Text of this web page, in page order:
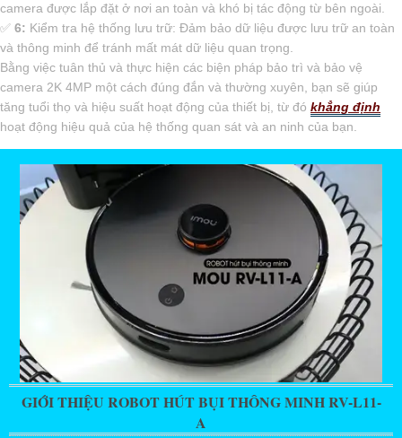
camera được lắp đặt ở nơi an toàn và khó bị tác động từ bên ngoài.
️✅ 6: Kiểm tra hệ thống lưu trữ: Đảm bảo dữ liệu được lưu trữ an toàn
và thông minh để tránh mất mát dữ liệu quan trọng.
Bằng việc tuân thủ và thực hiện các biện pháp bảo trì và bảo vệ
camera 2K 4MP một cách đúng đắn và thường xuyên, bạn sẽ giúp
tăng tuổi thọ và hiệu suất hoạt động của thiết bị, từ đó khẳng định
hoạt động hiệu quả của hệ thống quan sát và an ninh của bạn.
GIỚI THIỆU ROBOT HÚT BỤI THÔNG MINH RV-L11-
A